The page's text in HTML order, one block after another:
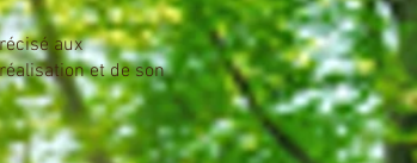
aux
et de son